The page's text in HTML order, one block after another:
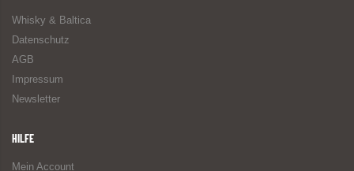
Whisky & Baltica
Datenschutz
AGB
Impressum
Newsletter
HILFE
Mein Account